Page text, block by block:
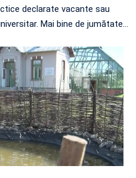
declarate vacante sau
Mai bine de jumătate…